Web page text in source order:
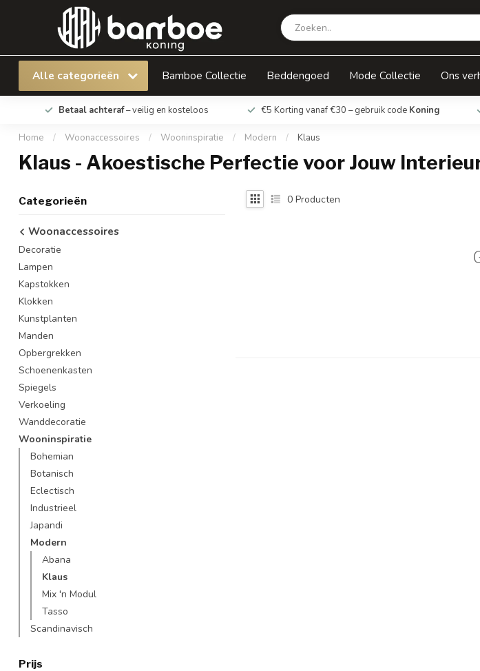
Alle categorieën Bamboe Collectie Beddengoed Mode Collectie Ons
Betaal achteraf– veilig en kosteloos €5 Korting vanaf €30 – gebruik code Koning
Home / Woonaccessoires / Wooninspiratie / Modern / Klaus
Klaus - Akoestische Perfectie voor Jouw
Categorieën
Woonaccessoires
Decoratie
Lampen
Kapstokken
Klokken
Kunstplanten
Manden
Opbergrekken
Schoenenkasten
Spiegels
Verkoeling
Wanddecoratie
Wooninspiratie
Bohemian
Botanisch
Eclectisch
Industrieel
Japandi
Modern
Abana
Klaus
Mix 'n Modul
Tasso
Scandinavisch
Prijs
0 Producten